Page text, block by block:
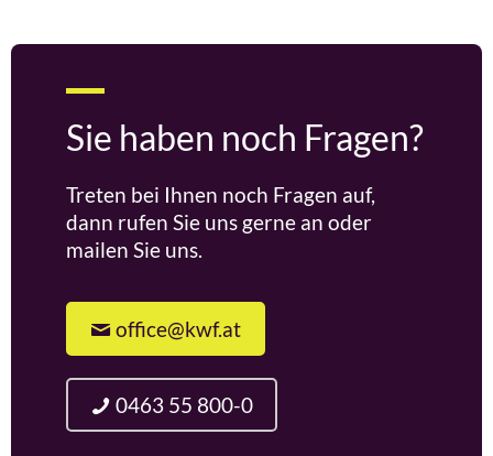
Sie haben noch Fragen?
Treten bei Ihnen noch Fragen auf,
dann rufen Sie uns gerne an oder
mailen Sie uns.
office@kwf.at
0463 55 800-0